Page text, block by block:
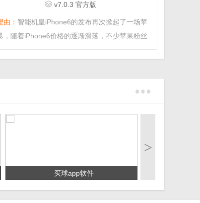
v7.0.3 官方版
由： 智能机皇iPhone6的发布再次掀起了一场苹
，随着iPhone6价格的逐渐滑落，不少苹果粉丝
步应用无法兼容，通讯录转移再次成为用户们头
>
买球app软件